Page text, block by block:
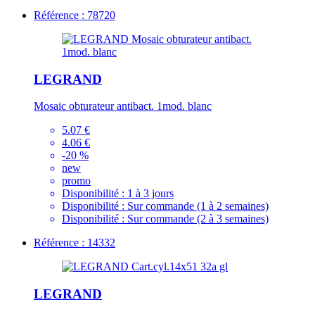
Référence : 78720
LEGRAND
Mosaic obturateur antibact. 1mod. blanc
5.07 €
4.06 €
-20 %
new
promo
Disponibilité : 1 à 3 jours
Disponibilité : Sur commande (1 à 2 semaines)
Disponibilité : Sur commande (2 à 3 semaines)
Référence : 14332
LEGRAND